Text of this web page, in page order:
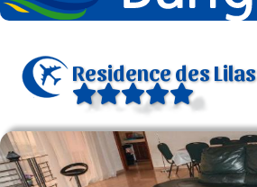
Residence des Lilas